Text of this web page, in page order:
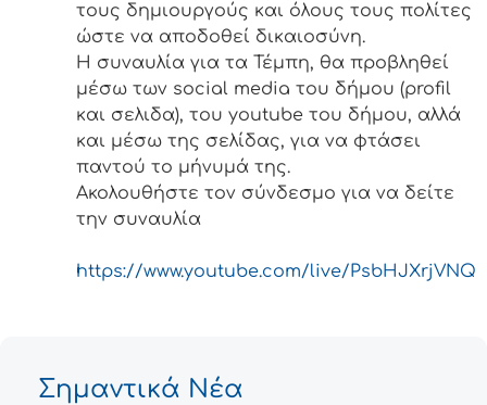
τους δημιουργούς και όλους τους πολίτες
ώστε να αποδοθεί δικαιοσύνη.
Η συναυλία για τα Τέμπη, θα προβληθεί
μέσω των social media του δήμου (profil
και σελιδα), του youtube του δήμου, αλλά
και μέσω της σελίδας, για να φτάσει
παντού το μήνυμά της.
Ακολουθήστε τον σύνδεσμο για να δείτε
την συναυλία
https://www.youtube.com/live/PsbHJXrjVNQ
Σημαντικά Νέα